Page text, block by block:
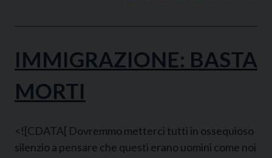
IMMIGRAZIONE: BASTA
MORTI
<![CDATA[ Dovremmo metterci tutti in ossequioso
silenzio a pensare che questi erano uomini come noi